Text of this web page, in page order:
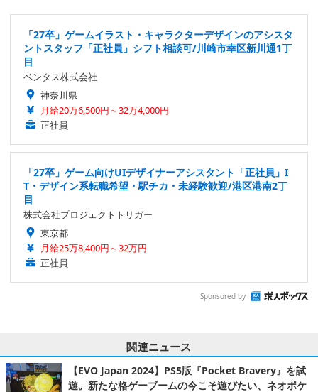
「27卒」ゲームイラスト・キャラクターデザインのアシスタ
ントスタッフ「正社員」シフト相談可/川崎市幸区新川通1丁
目
ベンタス株式会社
神奈川県
月給20万6,500円～32万4,000円
正社員
「27卒」ゲーム向けUIデザイナーアシスタント「正社員」I
T・デザイン系転職希望・駅チカ・未経験歓迎/港区港南2丁
目
株式会社プロジェクトトリガー
東京都
月給25万8,400円～32万円
正社員
Sponsored by
関連ニュース
【EVO Japan 2024】PS5版『Pocket Bravery』を試
遊。新たな格ゲーブームの今こそ遊びたい、ネオポケ